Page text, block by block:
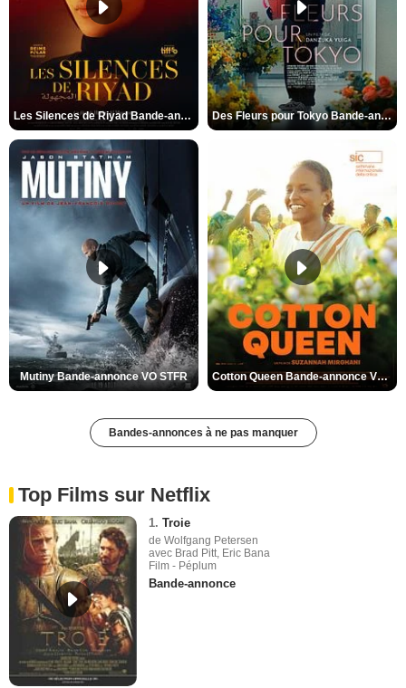
Les Silences de Riyad Bande-annonce VO STFR Des Fleurs pour Tokyo Bande-annonce VO STFR
Mutiny Bande-annonce VO STFR Cotton Queen Bande-annonce VO STFR
Bandes-annonces à ne pas manquer
Top Films sur Netflix
1. Troie
de Wolfgang Petersen
avec Brad Pitt, Eric Bana
Film - Péplum
Bande-annonce